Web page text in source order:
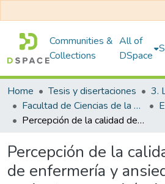
Communities &
Collections
All of
DSpace
Home Tesis y disertaciones
3.
Facultad de Ciencias de la Salud
Percepción de la calidad del cuidado de enfermería y ansiedad en pacientes prequirúrgicos del servicio de cirugía del Hospital Nacional Hipólito Unanue, El Agustino, 2016
Percepción de la
de enfermería y